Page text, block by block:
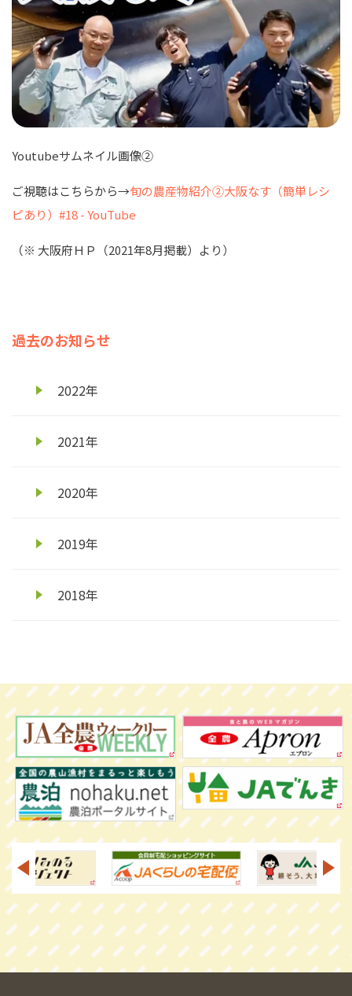
Youtubeサムネイル画像②
ご視聴はこちらから→旬の農産物紹介②大阪なす（簡単レシ
ピあり）#18 - YouTube
（※ 大阪府ＨＰ（2021年8月掲載）より）
過去のお知らせ
2022年
2021年
2020年
2019年
2018年